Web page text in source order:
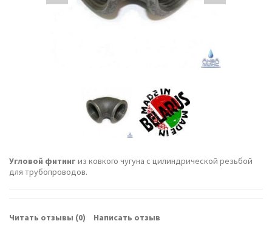
Угловой фитинг из ковкого чугуна с цилиндрической резьбой
для трубопроводов.
Читать отзывы (0) Написать отзыв